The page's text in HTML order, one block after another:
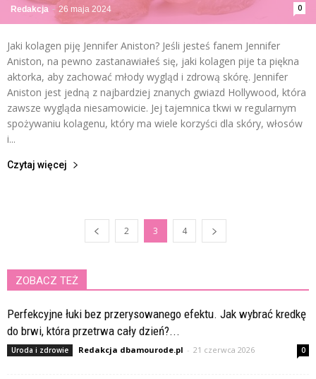
Redakcja - 26 maja 2024 0
Jaki kolagen piję Jennifer Aniston? Jeśli jesteś fanem Jennifer
Aniston, na pewno zastanawiałeś się, jaki kolagen pije ta piękna
aktorka, aby zachować młody wygląd i zdrową skórę. Jennifer
Aniston jest jedną z najbardziej znanych gwiazd Hollywood, która
zawsze wygląda niesamowicie. Jej tajemnica tkwi w regularnym
spożywaniu kolagenu, który ma wiele korzyści dla skóry, włosów
i...
Czytaj więcej
2 3 4
ZOBACZ TEŻ
Perfekcyjne łuki bez przerysowanego efektu. Jak wybrać kredkę
do brwi, która przetrwa cały dzień?...
Uroda i zdrowie Redakcja dbamourode.pl - 21 czerwca 2026 0